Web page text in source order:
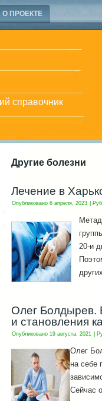
О ПРОЕКТЕ
справочник
Другие болезни
Лечение в
Опубликовано 6 апреля, 2023
20-и
Олег Болдырев.
и становления
Опубликовано 19 августа, 2021
Олег
на себе
Сейчас